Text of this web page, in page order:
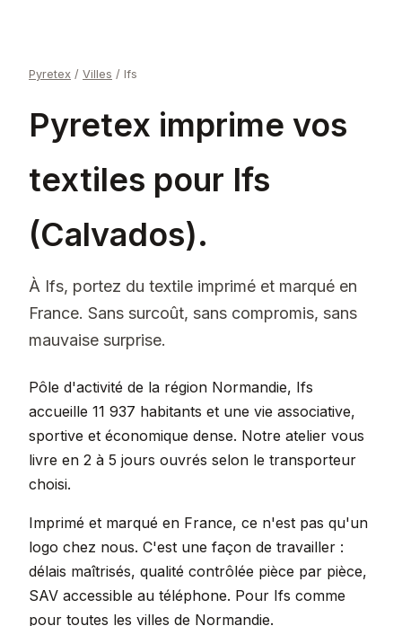
Pyretex / Villes / Ifs
Pyretex imprime vos
textiles pour Ifs
(Calvados).
À Ifs, portez du textile imprimé et marqué en
France. Sans surcoût, sans compromis, sans
mauvaise surprise.
Pôle d'activité de la région Normandie, Ifs
accueille 11 937 habitants et une vie associative,
sportive et économique dense. Notre atelier vous
livre en 2 à 5 jours ouvrés selon le transporteur
choisi.
Imprimé et marqué en France, ce n'est pas qu'un
logo chez nous. C'est une façon de travailler :
délais maîtrisés, qualité contrôlée pièce par pièce,
SAV accessible au téléphone. Pour Ifs comme
pour toutes les villes de Normandie.